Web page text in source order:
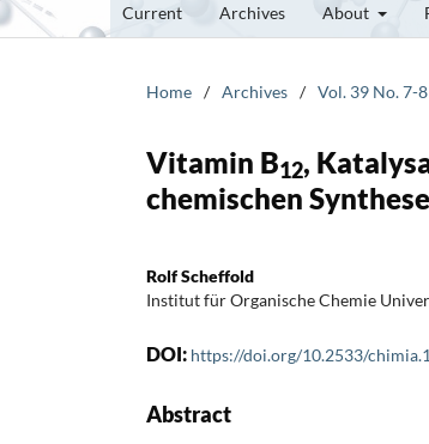
Current Archives About
Home / Archives / Vol. 39 No. 7-
Vitamin B12,
chemischen
Rolf Scheffold
Institut für Organische Chemie
DOI: https://doi.org/10.2533/
Abstract